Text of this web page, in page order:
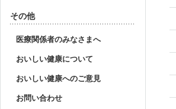
その他
医療関係者のみなさまへ
おいしい健康について
おいしい健康へのご意見
お問い合わせ